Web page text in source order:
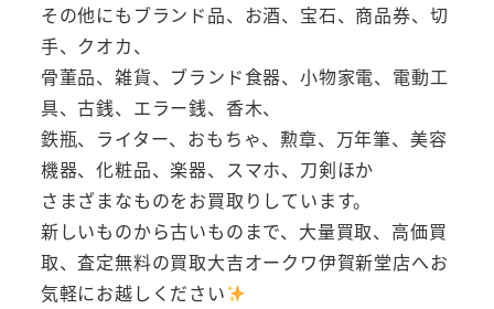
その他にもブランド品、お酒、宝石、商品券、切
手、クオカ、
骨董品、雑貨、ブランド食器、小物家電、電動工
具、古銭、エラー銭、香木、
鉄瓶、ライター、おもちゃ、勲章、万年筆、美容
機器、化粧品、楽器、スマホ、刀剣ほか
さまざまなものをお買取りしています。
新しいものから古いものまで、大量買取、高価買
取、査定無料の買取大吉オークワ伊賀新堂店へお
気軽にお越しください